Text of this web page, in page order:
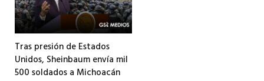
Tras presión de Estados
Unidos, Sheinbaum envía mil
500 soldados a Michoacán